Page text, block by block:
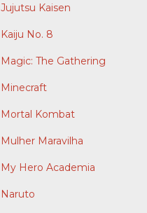
Jujutsu Kaisen
Kaiju No. 8
Magic: The Gathering
Minecraft
Mortal Kombat
Mulher Maravilha
My Hero Academia
Naruto